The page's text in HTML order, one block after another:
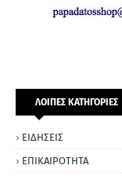
ΛΟΙΠΕΣ ΚΑΤΗΓΟΡΙΕΣ
ΕΙΔΗΣΕΙΣ
ΕΠΙΚΑΙΡΟΤΗΤΑ